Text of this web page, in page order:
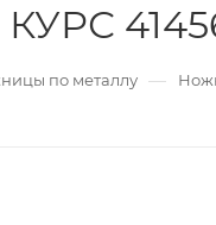
по металлу —